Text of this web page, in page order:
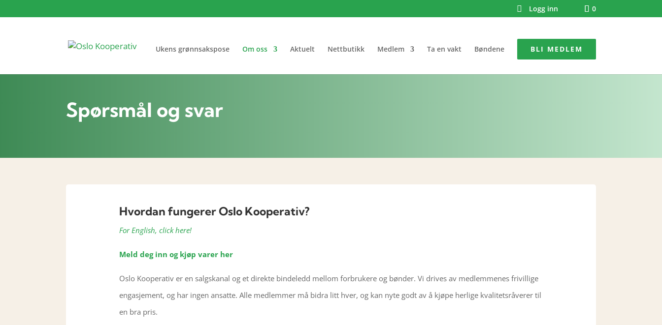
Logg inn 0
Ukens grønnsakspose Om oss Aktuelt Nettbutikk Medlem Ta en vakt Bøndene BLI MEDLEM
Spørsmål og svar
Hvordan fungerer Oslo Kooperativ?
For English, click here!
Meld deg inn og kjøp varer her
Oslo Kooperativ er en salgskanal og et direkte bindeledd mellom forbrukere og bønder. Vi drives av medlemmenes frivillige
engasjement, og har ingen ansatte. Alle medlemmer må bidra litt hver, og kan nyte godt av å kjøpe herlige kvalitetsråverer til
en bra pris.